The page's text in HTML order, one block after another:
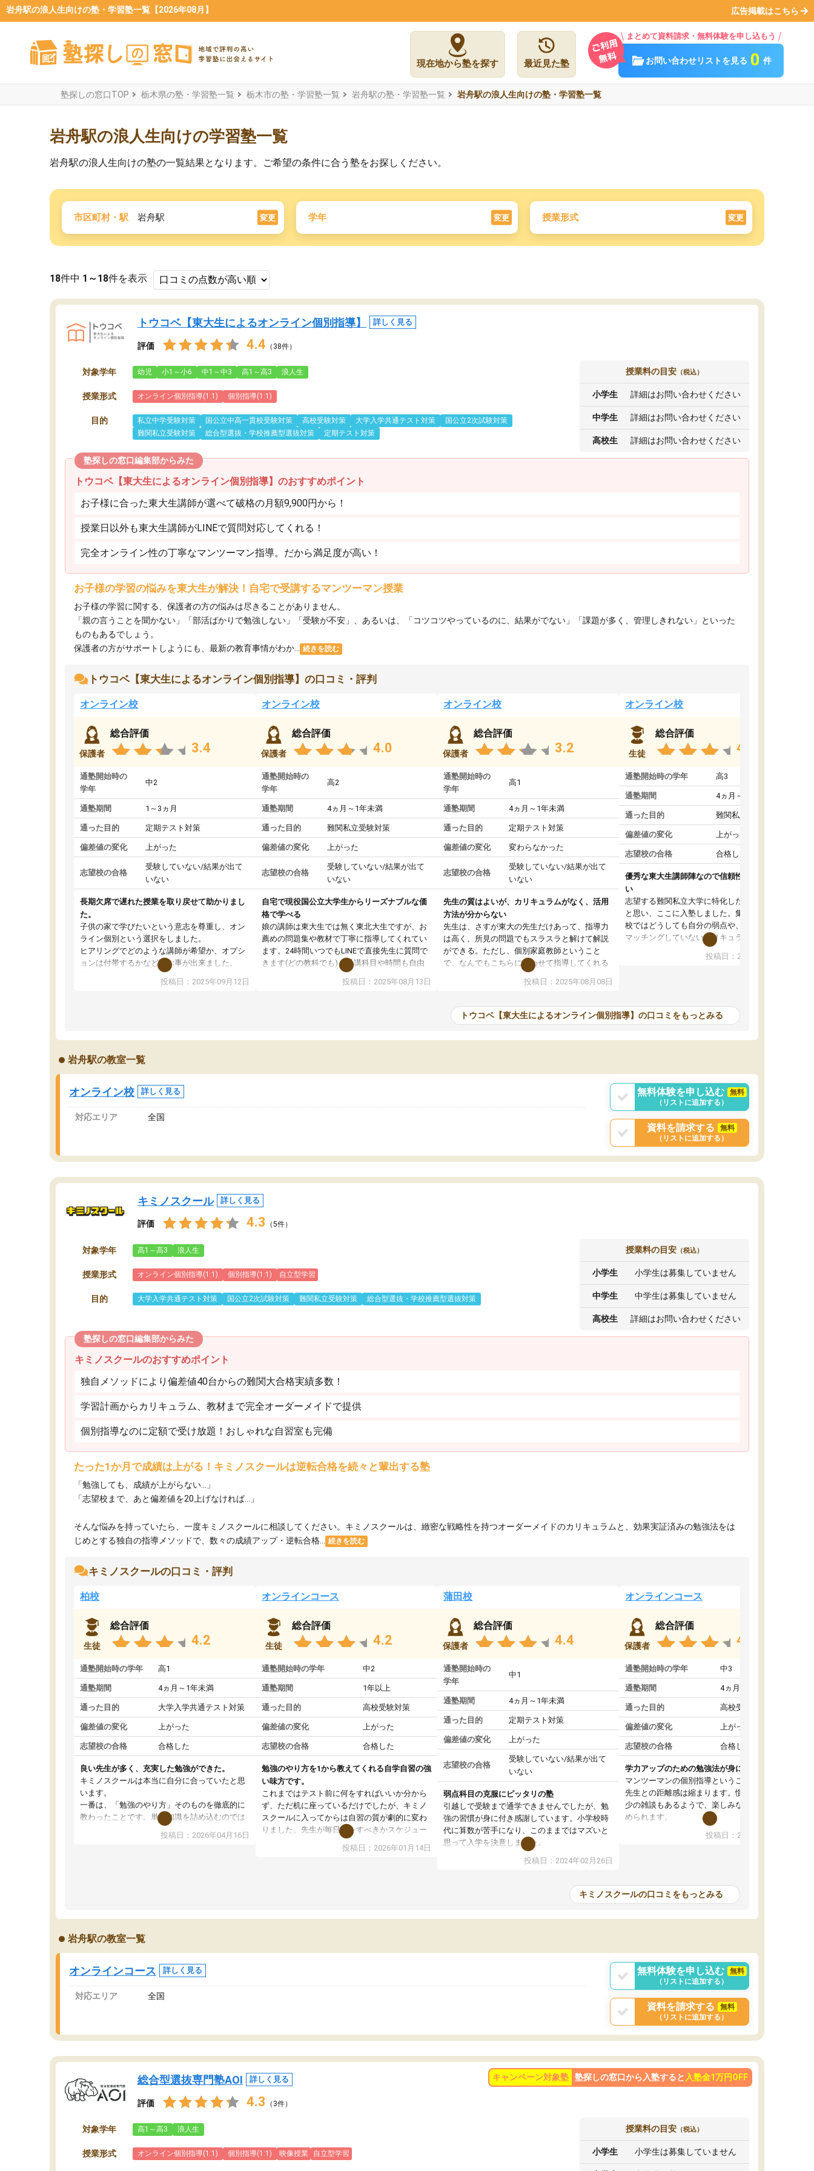
岩舟駅の浪人生向けの塾・学習塾一覧【2026年08月】 広告掲載はこちら
現在地から塾を探す 最近見た塾
まとめて資料請求・無料体験を申し込もう
お問い合わせリストを見る 0 件
塾探しの窓口TOP 栃木県の塾・学習塾一覧 栃木市の塾・学習塾一覧 岩舟駅の塾・学習塾一覧 岩舟駅の浪人生向けの塾・学習塾一覧
岩舟駅の浪人生向けの学習塾一覧
岩舟駅の浪人生向けの塾の一覧結果となります。ご希望の条件に合う塾をお探しください。
市区町村・駅 岩舟駅 変更 学年 変更 授業形式 変更
18件中 1～18件を表示
トウコベ【東大生によるオンライン個別指導】 詳しく見る
評価 4.4 （38件）
対象学年 幼児 小1～小6 中1～中3 高1～高3 浪人生
授業形式 オンライン個別指導(1:1) 個別指導(1:1)
目的 私立中学受験対策 国公立中高一貫校受験対策 高校受験対策 大学入学共通テスト対策
国公立2次試験対策
難関私立受験対策
総合型選抜・学校推薦型選抜対策 定期テスト対策
授業料の目安 （税込）
小学生 詳細はお問い合わせください
中学生 詳細はお問い合わせください
高校生 詳細はお問い合わせください
塾探しの窓口編集部からみた
トウコベ【東大生によるオンライン個別指導】のおすすめポイント
お子様に合った東大生講師が選べて破格の月額9,900円から！
授業日以外も東大生講師がLINEで質問対応してくれる！
完全オンライン性の丁寧なマンツーマン指導。だから満足度が高い！
お子様の学習の悩みを東大生が解決！自宅で受講するマンツーマン授業
お子様の学習に関する、保護者の方の悩みは尽きることがありません。
「親の言うことを聞かない」「部活ばかりで勉強しない」「受験が不安」、あるいは、「コツコツやっているのに、結果がでない」「課題が多く、管理しきれない」といった
ものもあるでしょう。
保護者の方がサポートしようにも、最新の教育事情がわか...
続きを読む
トウコベ【東大生によるオンライン個別指導】の口コミ・評判
オンライン校
保護者
総合評価
3.4
通塾開始時の
学年
中2
通塾期間 1～3ヵ月
通った目的 定期テスト対策
偏差値の変化 上がった
志望校の合格
受験していない/結果が出て
いない
長期欠席で遅れた授業を取り戻せて助かりまし
た。
子供の家で学びたいという意志を尊重し、オン
ライン個別という選択をしました。
ヒアリングでどのような講師が希望か、オプシ
ョンは付帯するかなど選ぶ事が出来ました。
講師とのマッチング後講師との初回ミーティン
グを行い、その講師で良いか他の講師を希望す
オンラインツールを使用した単語帳の共有があ
り宿題もそちらで出される形でした。
2ヶ月で担当講師の方がお辞めになると言う事で
講師変更の申し出があり、あまりに短期での変
更だった為、塾に通う事にして退会しました。
遅れも取り戻せ、授業内容や講師の方は良かっ
投稿日：2025年09月12日
オンライン校
保護者
総合評価
4.0
通塾開始時の
学年
高2
通塾期間 4ヵ月～1年未満
通った目的 難関私立受験対策
偏差値の変化 上がった
志望校の合格
受験していない/結果が出て
いない
自宅で現役国公立大学生からリーズナブルな価
格で学べる
娘の講師は東大生では無く東北大生ですが、お
薦めの問題集や教材で丁寧に指導してくれてい
ます。24時間いつでもLINEで直接先生に質問で
きます(どの教科でも)。受講科目や時間も自由
に決めれるので、個人に合った勉強ができると
思います。カリキュラム相談みたいなのがあり
ます。講師も合わなければチェンジできます
投稿日：2025年08月13日
オンライン校
保護者
総合評価
3.2
通塾開始時の
学年
高1
通塾期間 4ヵ月～1年未満
通った目的 定期テスト対策
偏差値の変化 変わらなかった
志望校の合格
受験していない/結果が出て
いない
先生の質はよいが、カリキュラムがなく、活用
方法が分からない
先生は、さすが東大の先生だけあって、指導力
は高く、所見の問題でもスラスラと解けて解説
ができる。ただし、個別家庭教師ということ
で、なんでもこちらに合わせて指導してくれる
のだが、具体的なカリキュラムがない。当方
は、授業の先取り学習をするため、学校の教科
いただいたが、1時間の時間を使って進められる
範囲は限られており、それであれば自学自習で
なく、上手い活用の仕方が分からず辞めること
投稿日：2025年08月08日
オンライン校
生徒
総合評価
4.4
通塾開始時の学年 高3
通塾期間 4ヵ月～1年未満
通った目的 難関私立受験対策
偏差値の変化 上がった
志望校の合格 合格した
優秀な東大生講師陣なので信頼性や安心感が高
い
志望する難関私立大学に特化した準備をしたい
と思い、ここに入塾しました。集団指導の予備
校ではどうしても自分の弱点や、志望校対策に
マッチングしていないカリキュラムに不安を感
また受験のノウハウを蓄積している優秀な東大
ツーマン指導によって、自分の志望校にふさわ
しいオリジナルのカリキュラムを提案してくれ
と感じました。
投稿日：2024年02月19日
トウコベ【東大生によるオンライン個別指導】の口コミをもっとみる
岩舟駅の教室一覧
オンライン校 詳しく見る
対応エリア 全国
無料体験を申し込む
無料
（リストに追加する）
資料を請求する
無料
（リストに追加する）
キミノスクール 詳しく見る
評価 4.3 （5件）
対象学年 高1～高3 浪人生
授業形式 オンライン個別指導(1:1) 個別指導(1:1) 自立型学習
目的 大学入学共通テスト対策 国公立2次試験対策 難関私立受験対策 総合型選抜・学校推薦型選抜対策
授業料の目安 （税込）
小学生 小学生は募集していません
中学生 中学生は募集していません
高校生 詳細はお問い合わせください
塾探しの窓口編集部からみた
キミノスクールのおすすめポイント
独自メソッドにより偏差値40台からの難関大合格実績多数！
学習計画からカリキュラム、教材まで完全オーダーメイドで提供
個別指導なのに定額で受け放題！おしゃれな自習室も完備
たった1か月で成績は上がる！キミノスクールは逆転合格を続々と輩出する塾
「勉強しても、成績が上がらない…」
「志望校まで、あと偏差値を20上げなければ…」
そんな悩みを持っていたら、一度キミノスクールに相談してください。キミノスクールは、緻密な戦略性を持つオーダーメイドのカリキュラムと、効果実証済みの勉強法をは
じめとする独自の指導メソッドで、数々の成績アップ・逆転合格...
続きを読む
キミノスクールの口コミ・評判
柏校
生徒
総合評価
4.2
通塾開始時の学年 高1
通塾期間 4ヵ月～1年未満
通った目的 大学入学共通テスト対策
偏差値の変化 上がった
志望校の合格 合格した
良い先生が多く、充実した勉強ができた。
キミノスクールは本当に自分に合っていたと思
います。
一番は、「勉強のやり方」そのものを徹底的に
教わったことです。単に知識を詰め込むのでは
なく、自学自習の習慣が身につくよう並走して
くれるので、通塾日以外も机に向かうのが苦で
投稿日：2026年04月16日
オンラインコース
生徒
総合評価
4.2
通塾開始時の学年 中2
通塾期間 1年以上
通った目的 高校受験対策
偏差値の変化 上がった
志望校の合格 合格した
勉強のやり方を1から教えてくれる自学自習の強
い味方です。
これまではテスト前に何をすればいいか分から
ず、ただ机に座っているだけでしたが、キミノ
スクールに入ってからは自習の質が劇的に変わ
りました。先生が毎日何をすべきかスケジュー
ルを明確にしてくれるので、自分が迷わずに学
習に取り組めるようになったのが一番の収穫で
投稿日：2026年01月14日
蒲田校
保護者
総合評価
4.4
通塾開始時の
学年
中1
通塾期間 4ヵ月～1年未満
通った目的 定期テスト対策
偏差値の変化 上がった
志望校の合格
受験していない/結果が出て
いない
弱点科目の克服にピッタリの塾
引越しで受験まで通学できませんでしたが、勉
強の習慣が身に付き感謝しています。小学校時
代に算数が苦手になり、このままではマズいと
思って入学を決意しました。
まず、マンツーマン指導なので、小学校時代の
基礎からスタートして頂いたのが大きかったで
ていけるようになったし、苦手科目の意識もな
重要性を再認識しました。学べばできるように
投稿日：2024年02月26日
オンラインコース
保護者
総合評価
4.6
通塾開始時の学年 中3
通塾期間 4ヵ月～1年未満
通った目的 高校受験対策
偏差値の変化 上がった
志望校の合格 合格した
学力アップのための勉強法が身につく
マンツーマンの個別指導ということもあって、
先生との距離感は縮まります。慣れてくれば多
少の雑談もあるようで、楽しみながら学習を進
められます。
単に学力アップを目指した詰め込み授業ではな
く、勉強の進め方もアドバイスしてくれます。
初めはモチベーションの維持が難しかったよう
です。ただ、授業内容が楽しかったせいか、自
投稿日：2024年01月08日
キミノスクールの口コミをもっとみる
岩舟駅の教室一覧
オンラインコース 詳しく見る
対応エリア 全国
無料体験を申し込む
無料
（リストに追加する）
資料を請求する
無料
（リストに追加する）
キャンペーン対象塾 塾探しの窓口から入塾すると 入塾金1万円OFF
総合型選抜専門塾AOI 詳しく見る
評価 4.3 （3件）
対象学年 高1～高3 浪人生
授業形式 オンライン個別指導(1:1) 個別指導(1:1) 映像授業 自立型学習
授業料の目安 （税込）
小学生 小学生は募集していません